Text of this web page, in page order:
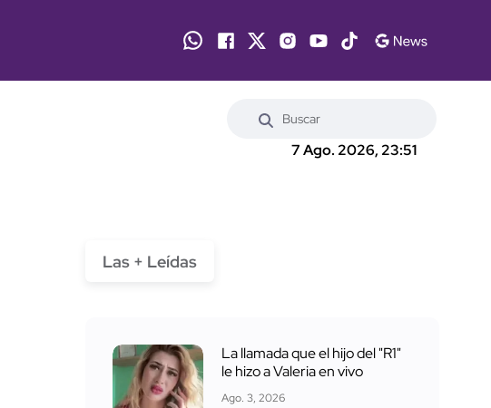
7 Ago. 2026, 23:51
Las + Leídas
La llamada que el hijo del "R1"
le hizo a Valeria en vivo
Ago. 3, 2026